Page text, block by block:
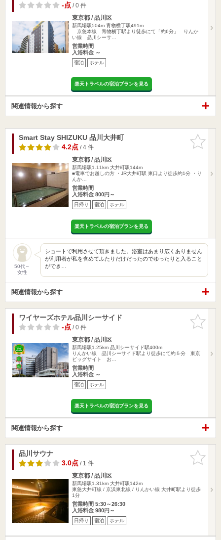
-点/ 0 件
東京都 / 品川区
新馬場駅504m 青物横丁駅491m
京急本線 青物横丁駅より徒歩にて「約6分」 りんか
い線 品川シーサ…
営業時間
入浴料金 ～
宿泊 ホテル
楽天トラベルの宿泊プランを見る
関連情報から探す
お気に入
りに追加
Smart Stay SHIZUKU 品川大井町
4.2点/ 4 件
東京都 / 品川区
新馬場駅1.11km 大井町駅144m
■電車でお越しの方 ・JR大井町駅 東口より徒歩約1分 ・り
んか…
営業時間
入浴料金 800円～
日帰り 宿泊 ホテル
楽天トラベルの宿泊プランを見る
50代～
女性
ショートで利用させて頂きました。浴室はあまり広くありません
が利用者が私を含めてふたりだけだったのでゆったりと入ること
ができ…
関連情報から探す
お気に入
りに追加
ワイヤーズホテル品川シーサイド
-点/ 0 件
東京都 / 品川区
新馬場駅1.25km 品川シーサイド駅400m
りんかい線 品川シーサイド駅より徒歩にて約５分 東京
ビッグサイト お…
営業時間
入浴料金 ～
宿泊 ホテル
楽天トラベルの宿泊プランを見る
関連情報から探す
お気に入
りに追加
品川サウナ
3.0点/ 1 件
東京都 / 品川区
新馬場駅1.31km 大井町駅142m
東急大井町線 / 京浜東北線 / りんかい線 大井町駅より徒歩
1分
営業時間 5:30～26:30
入浴料金 980円～
日帰り 宿泊 ホテル